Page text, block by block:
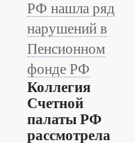
РФ нашла ряд
нарушений в
Пенсионном
фонде РФ
Коллегия
Счетной
палаты РФ
рассмотрела